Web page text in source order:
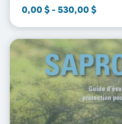
0,00 $ - 530,00 $